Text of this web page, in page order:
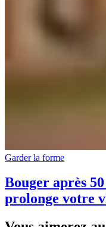
Garder la forme
Bouger après
prolonge votre